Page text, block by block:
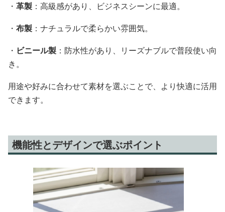
・ 革製 ：高級感があり、ビジネスシーンに最適。
・ 布製 ：ナチュラルで柔らかい雰囲気。
・ ビニール製 ：防水性があり、リーズナブルで普段使い向
き。
用途や好みに合わせて素材を選ぶことで、より快適に活用
できます。
機能性とデザインで選ぶポイント